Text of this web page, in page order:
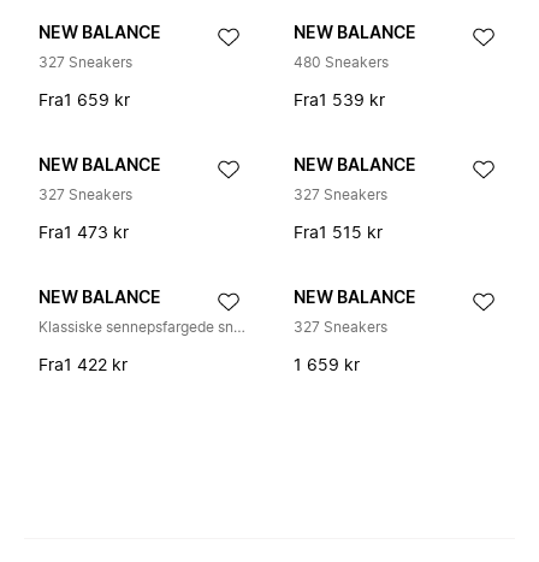
NEW BALANCE
327 Sneakers
Fra1 659 kr
NEW BALANCE
480 Sneakers
Fra1 539 kr
NEW BALANCE
327 Sneakers
Fra1 473 kr
NEW BALANCE
327 Sneakers
Fra1 515 kr
NEW BALANCE
Klassiske sennepsfargede sneakers
Fra1 422 kr
NEW BALANCE
327 Sneakers
1 659 kr